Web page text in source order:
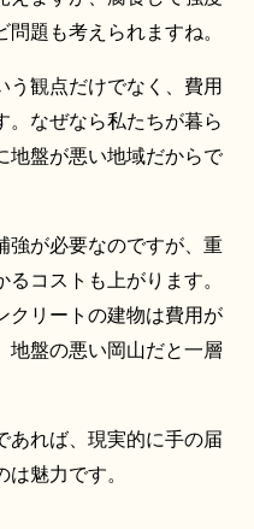
題も考えられますね。
う観点だけでなく、費用
。なぜなら私たちが暮ら
地盤が悪い地域だからで
強が必要なのですが、重
コストも上がります。
クリートの建物は費用が
地盤の悪い岡山だと一層
あれば、現実的に手の届
魅力です。